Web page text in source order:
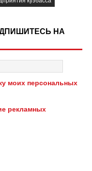
НА
моих персональных
рекламных